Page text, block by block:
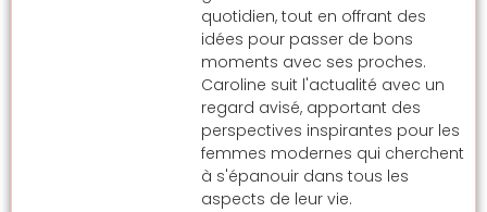
quotidien, tout en offrant des
idées pour passer de bons
moments avec ses proches.
Caroline suit l'actualité avec un
regard avisé, apportant des
perspectives inspirantes pour les
femmes modernes qui cherchent
à s'épanouir dans tous les
aspects de leur vie.